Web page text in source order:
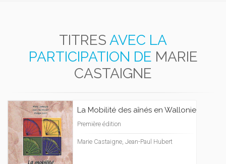
TITRES AVEC LA
PARTICIPATION DE MARIE
CASTAIGNE
La Mobilité des aînés en Wallonie
Première édition
Marie Castaigne, Jean-Paul Hubert